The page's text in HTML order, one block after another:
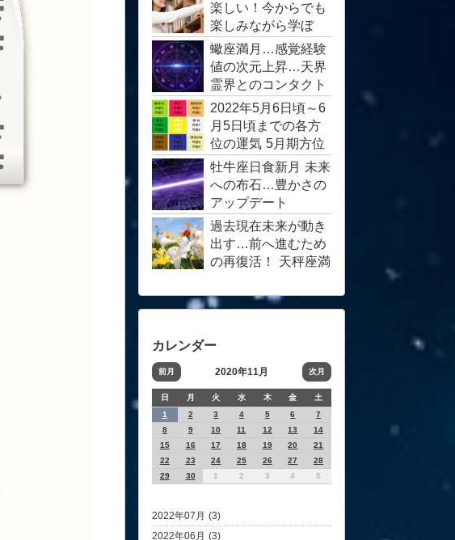
楽しい！今からでも
楽しみながら学ぼ
う！
蠍座満月…感覚経験
値の次元上昇…天界
霊界とのコンタクト
2022年5月6日頃～6
月5日頃までの各方
位の運気 5月期方位
運
牡牛座日食新月 未来
への布石…豊かさの
アップデート
過去現在未来が動き
出す…前へ進むため
の再復活！ 天秤座満
ート愛
カレンダー
前月 2020年11月 次月
日 月 火 水 木 金
土
1
2 3 4 5 6
7
8
9 10 11 12 13
14
15
16 17 18 19 20
21
22
23 24 25 26 27
28
29
30 1 2 3 4 5
2022年07月 (3)
2022年06月 (3)